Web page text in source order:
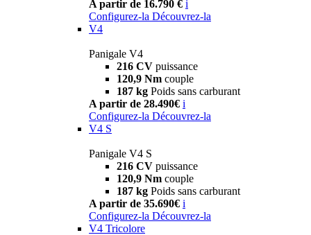
A partir de 16.790 € i
Configurez-la Découvrez-la
V4
Panigale V4
216 CV puissance
120,9 Nm couple
187 kg Poids sans carburant
A partir de 28.490€ i
Configurez-la Découvrez-la
V4 S
Panigale V4 S
216 CV puissance
120,9 Nm couple
187 kg Poids sans carburant
A partir de 35.690€ i
Configurez-la Découvrez-la
V4 Tricolore